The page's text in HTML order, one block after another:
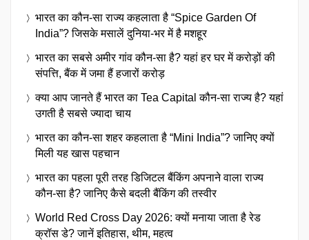
भारत का कौन-सा राज्य कहलाता है “Spice Garden Of
India”? जिसके मसालें दुनिया-भर में है मशहूर
भारत का सबसे अमीर गांव कौन-सा है? यहां हर घर में करोड़ों की
संपत्ति, बैंक में जमा हैं हजारों करोड़
क्या आप जानते हैं भारत का Tea Capital कौन-सा राज्य है? यहां
उगती है सबसे ज्यादा चाय
भारत का कौन-सा शहर कहलाता है “Mini India”? जानिए क्यों
मिली यह खास पहचान
भारत का पहला पूरी तरह डिजिटल बैंकिंग अपनाने वाला राज्य
कौन-सा है? जानिए कैसे बदली बैंकिंग की तस्वीर
World Red Cross Day 2026: क्यों मनाया जाता है रेड
क्रॉस डे? जानें इतिहास, थीम, महत्व